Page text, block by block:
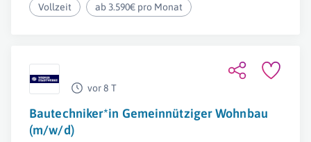
Vollzeit ab 3.590€ pro Monat
vor 8 T
Bautechniker*in Gemeinnütziger Wohnbau
(m/w/d)